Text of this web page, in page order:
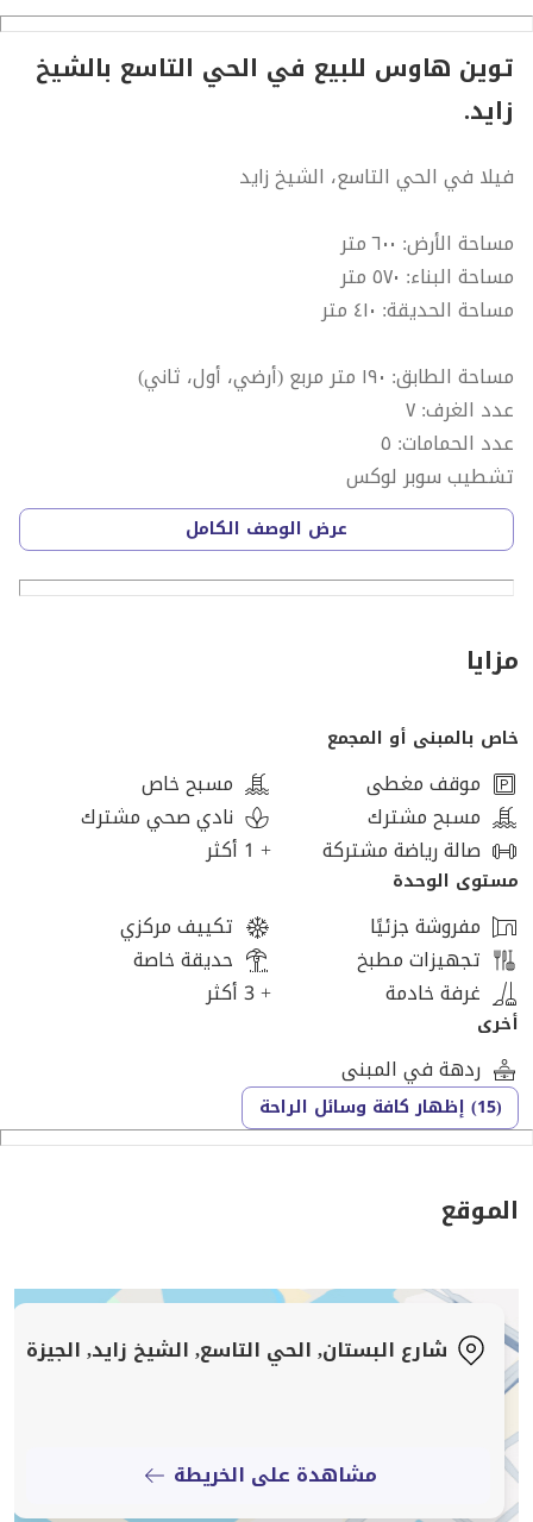
توين هاوس للبيع في الحي التاسع بالشيخ
زايد.
فيلا في الحي التاسع، الشيخ زايد
مساحة الأرض: ٦٠٠ متر
مساحة البناء: ٥٧٠ متر
مساحة الحديقة: ٤١٠ متر
مساحة الطابق: ١٩٠ متر مربع (أرضي، أول، ثاني)
عدد الغرف: ٧
عدد الحمامات: ٥
تشطيب سوبر لوكس
السعر: 25,000,000
حيث تضم مجموعة واسعة من الأنشطة الترفيهية، من مراكز
التسوق إلى الحدائق الترفيهية والنوادي الرياضية ومراكز
الألعاب والترفيه.
علاوة على ذلك، تتميز مدينة الشيخ زايد بمجموعة واسعة من
الخدمات والمرافق الأساسية، مما يجعلها وجهة سكنية
مثالية للباحثين عن الهدوء والسكينة. من المستشفيات
المجهزة بالكامل إلى المدارس الدولية والجامعات والهايبر
ماركت، ينعم سكان زايد بأسلوب حياة مميز وشامل.
فضلاً عن ذلك، طوّر العديد من أقطاب العقارات المبتكرة
مجمعات سكنية فاخرة في الشيخ زايد، ووفروا فيها وسائل
راحة لا حصر لها، وبنوا فيها وحدات سكنية أنيقة. تتميز
خريطتها إلى 14 حيًا، تشمل:
الحي الأول: عند مدخل الشيخ زايد، ويشتهر بمرافقه
الحي الثاني: من أرقى المناطق السكنية في زايد، ويضم
مجموعة متنوعة من الوحدات السكنية الفاخرة والمرافق
عرض الوصف الكامل
مزايا
خاص بالمبنى أو المجمع
موقف مغطى
مسبح خاص
مسبح مشترك
نادي صحي مشترك
صالة رياضة مشتركة
+ 1 أكثر
مستوى الوحدة
مفروشة جزئيًا
تكييف مركزي
تجهيزات مطبخ
حديقة خاصة
غرفة خادمة
+ 3 أكثر
أخرى
ردهة في المبنى
(15) إظهار كافة وسائل الراحة
الموقع
شارع البستان, الحي التاسع, الشيخ زايد, الجيزة
مشاهدة على الخريطة